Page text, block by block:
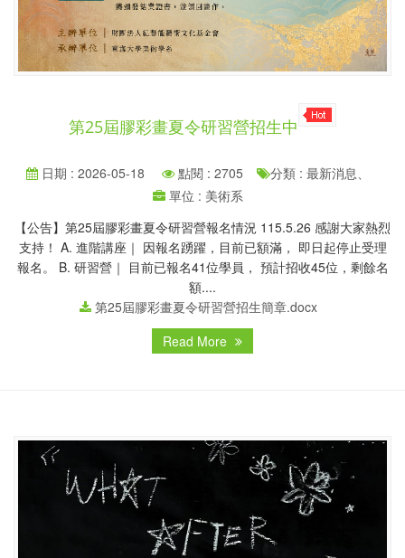
第25屆膠彩畫夏令研習營招生中
日期 : 2026-05-18 點閱 : 2705
分類 : 最新消息、
單位 : 美術系
【公告】第25屆膠彩畫夏令研習營報名情況 115.5.26 感謝大家熱烈
支持！ A. 進階講座｜ 因報名踴躍，目前已額滿， 即日起停止受理
報名。 B. 研習營｜ 目前已報名41位學員， 預計招收45位，剩餘名
額....
第25屆膠彩畫夏令研習營招生簡章.docx
Read More